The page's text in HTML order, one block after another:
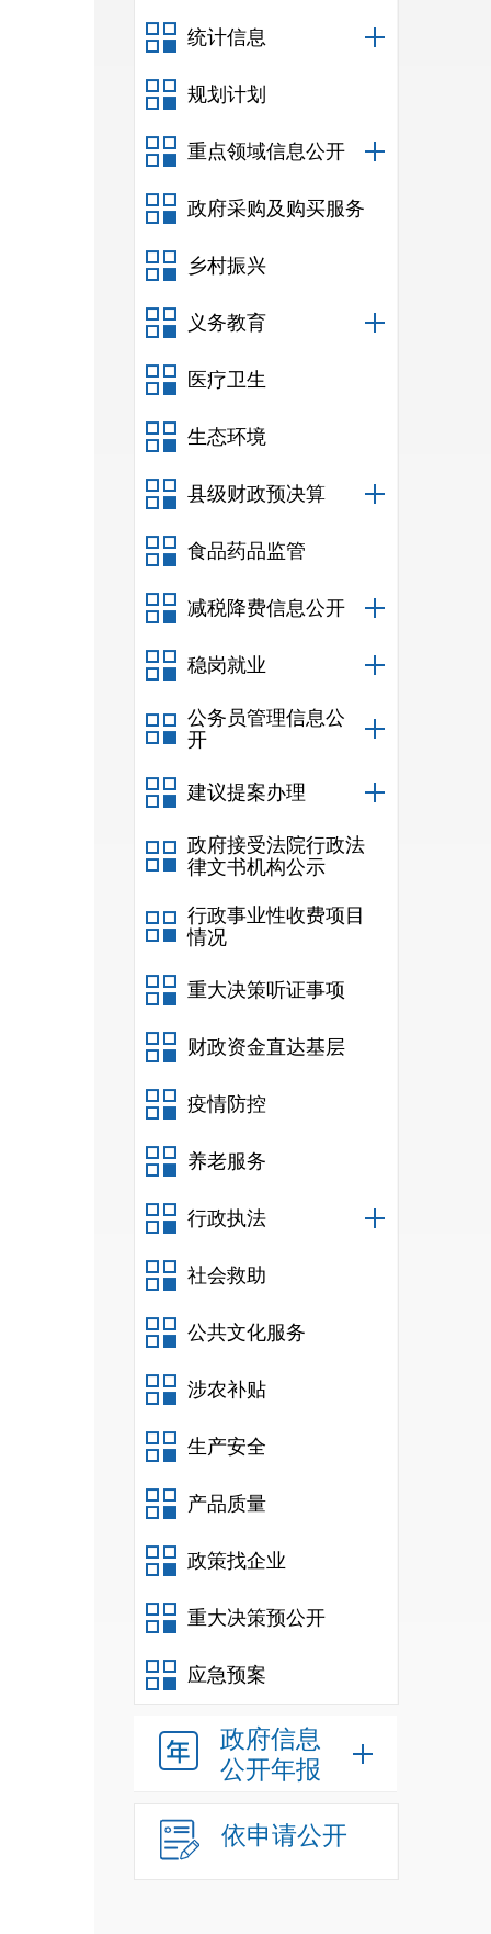
统计信息
规划计划
重点领域信息公开
政府采购及购买服务
乡村振兴
义务教育
医疗卫生
生态环境
县级财政预决算
食品药品监管
减税降费信息公开
稳岗就业
公务员管理信息公
开
建议提案办理
政府接受法院行政法
律文书机构公示
行政事业性收费项目
情况
重大决策听证事项
财政资金直达基层
疫情防控
养老服务
行政执法
社会救助
公共文化服务
涉农补贴
生产安全
产品质量
政策找企业
重大决策预公开
应急预案
政府信息
公开年报
依申请公开